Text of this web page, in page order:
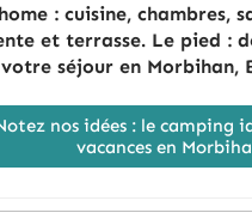
: cuisine, chambres,
et terrasse. Le pied :
séjour en Morbihan,
nos idées : le camping
vacances en